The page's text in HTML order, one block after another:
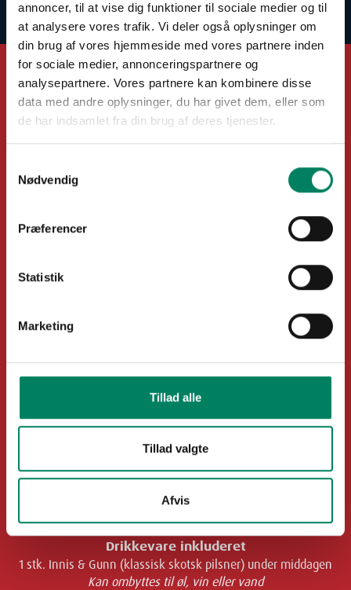
annoncer, til at vise dig funktioner til sociale medier og til
at analysere vores trafik. Vi deler også oplysninger om
din brug af vores hjemmeside med vores partnere inden
for sociale medier, annonceringspartnere og
analysepartnere. Vores partnere kan kombinere disse
data med andre oplysninger, du har givet dem, eller som
de har indsamlet fra din brug af deres tjenester.
Nødvendig
Præferencer
Statistik
Marketing
Tillad alle
Tillad valgte
Afvis
Scotch Egg
Blødkogt æg i krydret fars, paneret og sprødstegt
Hovedret
Highland oksesteg med Neeps & Tatties
Langtidsstegt oksesteg med cremet kartoffelmos og
smørstegte rodfrugter med en kraftig sauce på mørk øl og
Drikkevare inkluderet
1 stk. Innis & Gunn (klassisk skotsk pilsner) under middagen
Kan ombyttes til øl, vin eller vand